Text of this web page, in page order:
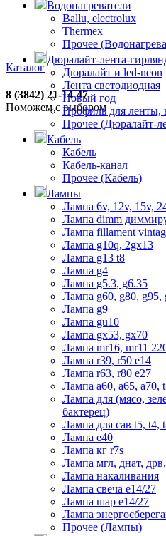
Каталог
8 (3842) 21-14-47
Поможем с выбором
Водонагреватели
Ballu, electrolux
Thermex
Прочее
Дюралайт-лента-
Дюралайт и led-neon
Лента светодиодная
Новый год
Профиль для ленты,
Прочее (Дюралайт-
Кабель
Кабель
Кабель-канал
Прочее (Кабель)
Лампы
Лампа 6v, 12v, 15v,
Лампа dimm
Лампа fillament
Лампа g10q, 2gx13
Лампа g13 t8
Лампа g4
Лампа g5.3, g6.35
Лампа g60, g80, g95,
Лампа g9
Лампа gu10
Лампа gx53, gx70
Лампа mr16, mr11
Лампа r39, r50 е14
Лампа r63, r80 е27
Лампа а60, а65, а70,
Лампа для (мясо,
бактерец)
Лампа для сав t5, t4,
Лампа е40
Лампа кг r7s
Лампа мгл, днат,
Лампа накаливания
Лампа свеча е14/27
Лампа шар е14/27
Лампа
Прочее (Лампы)